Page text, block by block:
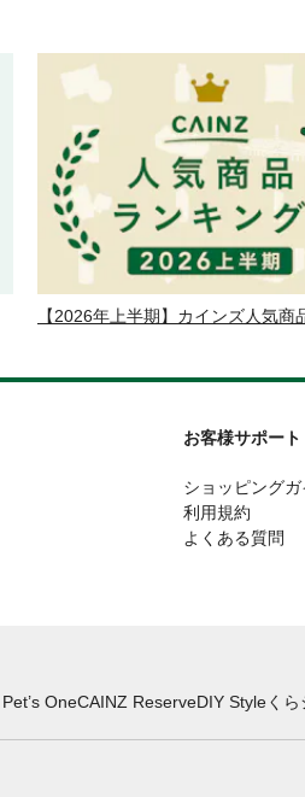
【2026年上半期】カインズ人気商
お客様サポート
ショッピングガ
利用規約
よくある質問
Pet’s OneCAINZ ReserveDIY Styleく